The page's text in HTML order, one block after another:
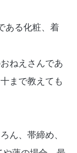
ある化粧、着
ねえさんであ
まで教えても
ん、帯締め、